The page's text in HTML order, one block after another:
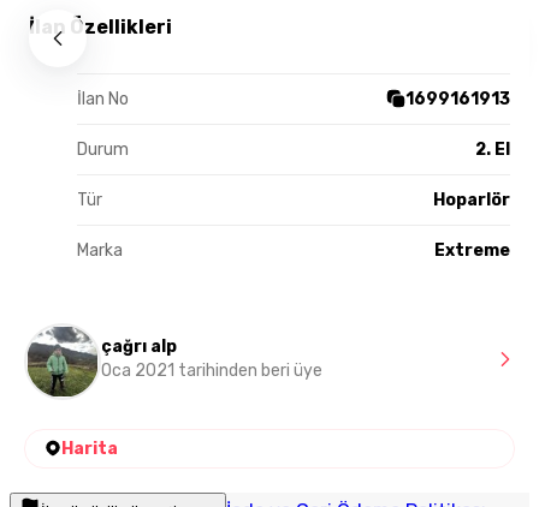
İlan Özellikleri
İlan No 1699161913
Durum 2. El
Tür Hoparlör
Marka Extreme
çağrı alp
Oca 2021 tarihinden beri üye
Harita